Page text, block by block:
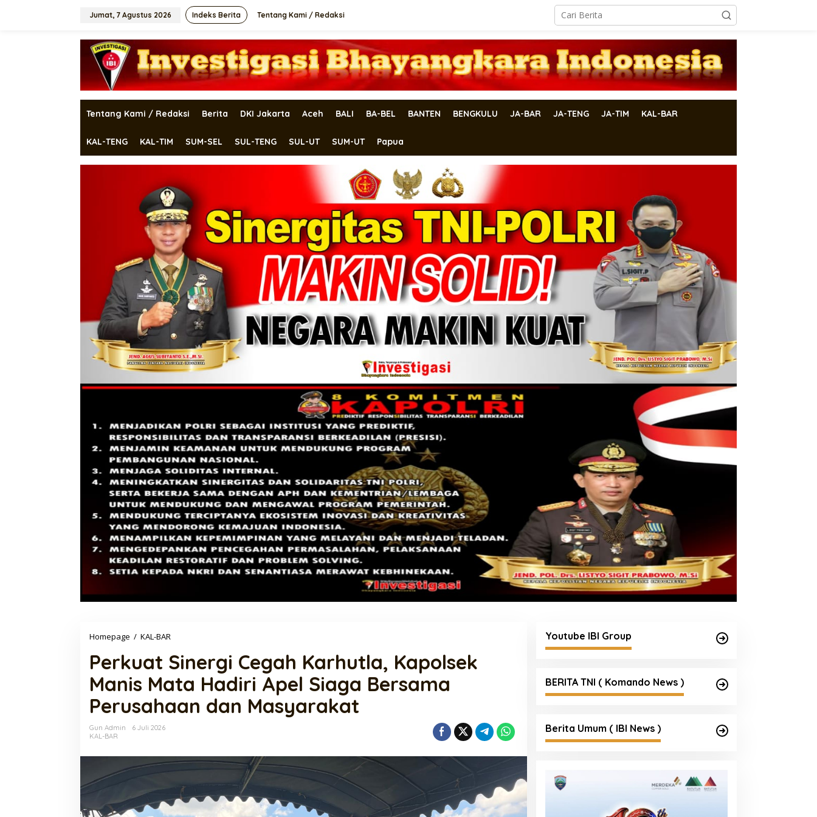
Jumat, 7 Agustus 2026 Indeks Berita Tentang Kami / Redaksi
Tentang Kami / Redaksi Berita DKI Jakarta Aceh BALI BA-BEL BANTEN BENGKULU JA-BAR JA-TENG JA-TIM KAL-BAR
KAL-TENG KAL-TIM SUM-SEL SUL-TENG SUL-UT SUM-UT Papua
Homepage / KAL-BAR
Cegah
Karhutla,
Kapolsek
Manis
Mata
Hadiri
Perusahaan
dan
Perkuat Sinergi Cegah Karhutla, Kapolsek
Manis Mata Hadiri Apel Siaga Bersama
Perusahaan dan Masyarakat
Gun Admin
6 Juli 2026
KAL-BAR
Youtube IBI Group
BERITA TNI ( Komando News )
Berita Umum ( IBI News )